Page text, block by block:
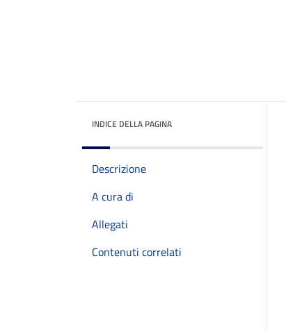
INDICE DELLA PAGINA
Descrizione
A cura di
Allegati
Contenuti correlati